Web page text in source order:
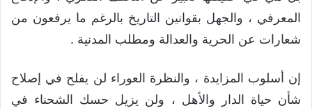
المعرفي ، والجهل بقوانين التاريخ بالرغم ما يرفعون من
شعارات عن الحرية والعدالة ومطلب المدنية .
إن أسلوب المزايدة ، والنظرة العوراء لن يفلح في إصلاح
شأن حياة الدار والأهل ، ولن يزيل حسك الشحناء في